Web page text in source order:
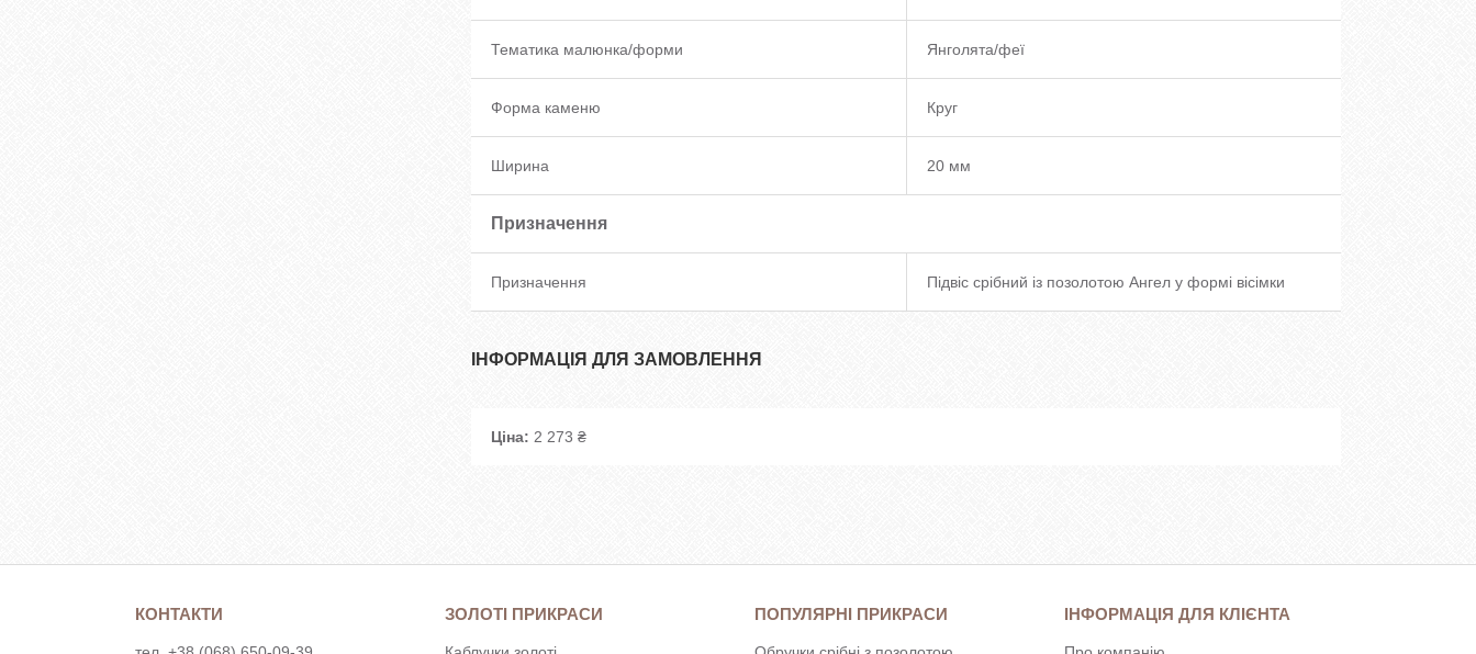
Тематика малюнка/форми Янголята/феї
Форма каменю Круг
Ширина 20 мм
Призначення
Призначення Підвіс срібний із позолотою Ангел у формі вісімки
ІНФОРМАЦІЯ ДЛЯ ЗАМОВЛЕННЯ
Ціна: 2 273 ₴
КОНТАКТИ ЗОЛОТІ ПРИКРАСИ ПОПУЛЯРНІ ПРИКРАСИ ІНФОРМАЦІЯ ДЛЯ КЛІЄНТА